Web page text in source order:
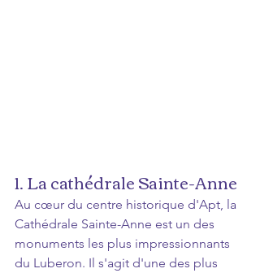
1. La cathédrale Sainte-Anne
Au cœur du centre historique d'Apt, la
Cathédrale Sainte-Anne est un des
monuments les plus impressionnants
du Luberon. Il s'agit d'une des plus